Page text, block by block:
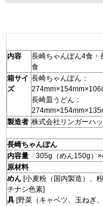
内容
長崎ちゃんぽん4食・
食
箱サイ
ズ
長崎ちゃんぽん：
長崎皿うどん：
製造者 株式会社リンガー
長崎ちゃんぽん
内容量 305g（めん150g）
原材料
めん [小麦粉（国内製造）、
チナシ色素]
具 [野菜（キャベツ、玉ねぎ